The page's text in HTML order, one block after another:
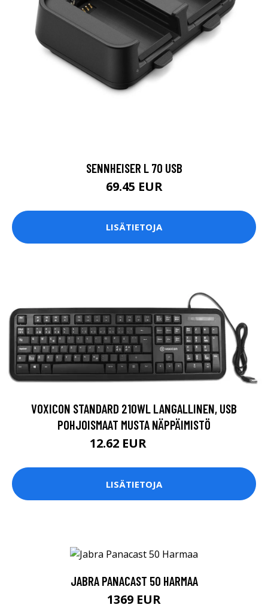
SENNHEISER L 70 USB
69.45 EUR
LISÄTIETOJA
VOXICON STANDARD 210WL LANGALLINEN, USB
POHJOISMAAT MUSTA NÄPPÄIMISTÖ
12.62 EUR
LISÄTIETOJA
JABRA PANACAST 50 HARMAA
1369 EUR